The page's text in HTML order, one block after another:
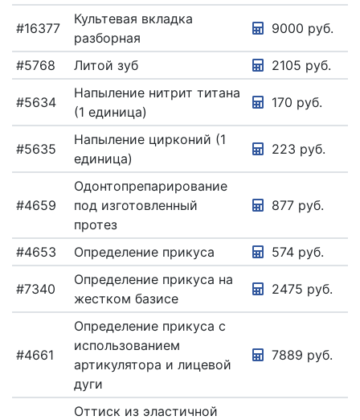
#16377
Культевая вкладка
разборная
9000 руб.
#5768 Литой зуб 2105 руб.
#5634
Напыление нитрит титана
(1 единица)
170 руб.
#5635
Напыление цирконий (1
единица)
223 руб.
#4659
Одонтопрепарирование
под изготовленный
протез
877 руб.
#4653 Определение прикуса 574 руб.
#7340
Определение прикуса на
жестком базисе
2475 руб.
#4661
Определение прикуса с
использованием
артикулятора и лицевой
дуги
7889 руб.
Оттиск из эластичной